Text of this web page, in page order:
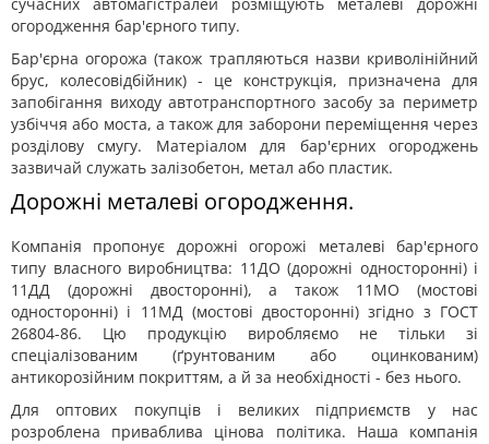
огородження бар'єрного типу.
Бар'єрна огорожа (також трапляються назви криволінійний
брус, колесовідбійник) - це конструкція, призначена для
запобігання виходу автотранспортного засобу за периметр
узбіччя або моста, а також для заборони переміщення через
розділову смугу. Матеріалом для бар'єрних огороджень
зазвичай служать залізобетон, метал або пластик.
Дорожні металеві огородження.
Компанія пропонує дорожні огорожі металеві бар'єрного
типу власного виробництва: 11ДО (дорожні односторонні) і
11ДД (дорожні двосторонні), а також 11МО (мостові
односторонні) і 11МД (мостові двосторонні) згідно з ГОСТ
26804-86. Цю продукцію виробляємо не тільки зі
спеціалізованим (ґрунтованим або оцинкованим)
антикорозійним покриттям, а й за необхідності - без нього.
Для оптових покупців і великих підприємств у нас
розроблена приваблива цінова політика. Наша компанія